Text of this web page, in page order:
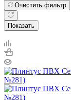
Очистить фильтр
Показать